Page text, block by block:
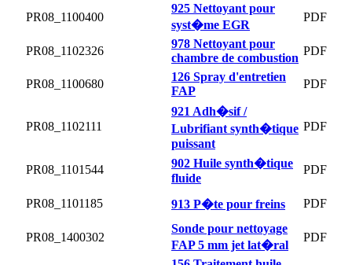
PR08_1100400
925 Nettoyant pour
syst�me EGR
PDF
PR08_1102326
978 Nettoyant pour
chambre de combustion
PDF
PR08_1100680
126 Spray d'entretien
FAP
PDF
PR08_1102111
921 Adh�sif /
Lubrifiant synth�tique
puissant
PDF
PR08_1101544
902 Huile synth�tique
fluide
PDF
PR08_1101185 913 P�te pour freins PDF
PR08_1400302
Sonde pour nettoyage
FAP 5 mm jet lat�ral
PDF